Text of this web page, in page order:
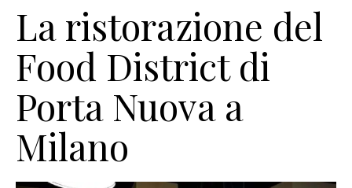
La ristorazione del
Food District di
Porta Nuova a
Milano